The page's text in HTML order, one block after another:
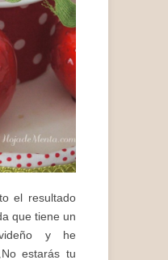
el resultado
que tiene un
y he
estarás tu